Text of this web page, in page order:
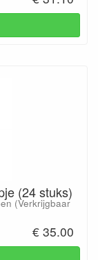
(24 stuks)
(Verkrijgbaar
€ 35.00